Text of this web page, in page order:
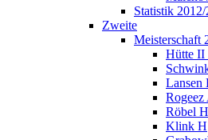
Statistik
Zweite
Meisterschaft
Hütte II
Lansen
Rogeez
Röbel H
Klink H